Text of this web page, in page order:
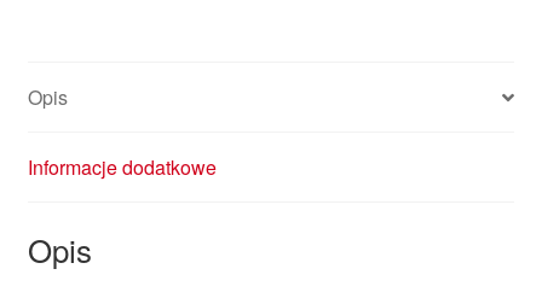
Opis
Informacje dodatkowe
Opis